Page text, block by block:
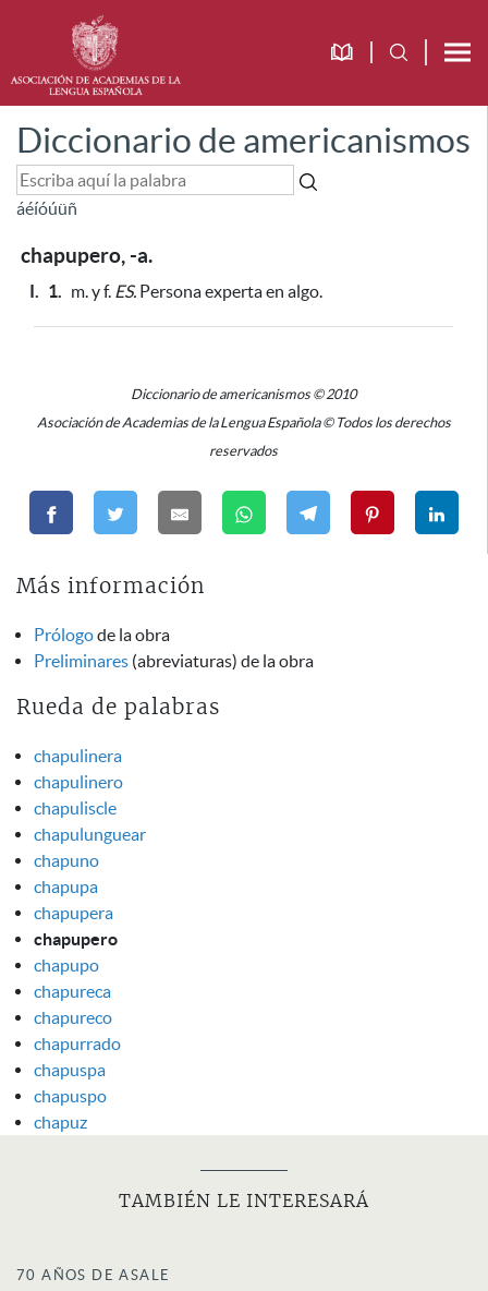
Diccionario de americanismos
áéíóúüñ
chapupero, -a.
I. 1. m. y f. ES. Persona experta en algo.
Diccionario de americanismos © 2010
Asociación de Academias de la Lengua Española © Todos los derechos
reservados
Más información
Prólogode la obra
Preliminares (abreviaturas) de la obra
Rueda de palabras
chapulinera
chapulinero
chapuliscle
chapulunguear
chapuno
chapupa
chapupera
chapupero
chapupo
chapureca
chapureco
chapurrado
chapuspa
chapuspo
chapuz
TAMBIÉN LE INTERESARÁ
70 AÑOS DE ASALE